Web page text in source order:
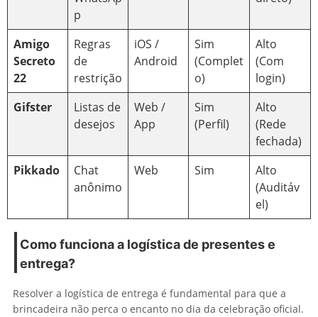
p
Amigo
Secreto
22
Regras
de
restrição
iOS /
Android
Sim
(Complet
o)
Alto
(Com
login)
Gifster
Listas de
desejos
Web /
App
Sim
(Perfil)
Alto
(Rede
fechada)
Pikkado
Chat
anônimo
Web Sim
Alto
(Auditáv
el)
Como funciona a logística de presentes e
entrega?
Resolver a logística de entrega é fundamental para que a
brincadeira não perca o encanto no dia da celebração oficial.